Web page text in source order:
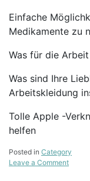
Einfache
Medikamente zu
Was für die
Was sind Ihre
Arbeitskleidung
Tolle Apple -
helfen
Posted in Category
Leave a Commenton